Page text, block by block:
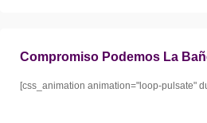
Compromiso Podemos La
[css_animation animation="loop-pulsate"